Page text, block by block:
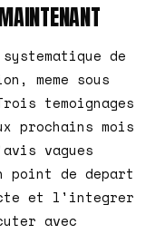
de
meme sous
temoignages
prochains mois
vagues
point de depart
et l'integrer
avec